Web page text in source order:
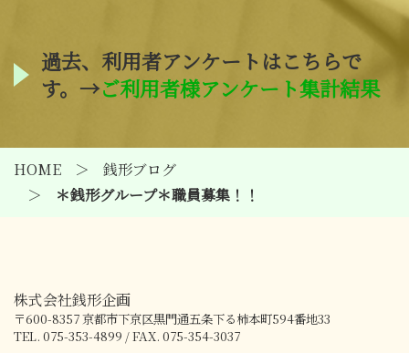
過去、利用者アンケートはこちらで
す。→ご利用者様アンケート集計結果
HOME
銭形ブログ
＊銭形グループ＊職員募集！！
株式会社銭形企画
〒600-8357京都市下京区黒門通五条下る柿本町594番地33
TEL. 075-353-4899 / FAX. 075-354-3037